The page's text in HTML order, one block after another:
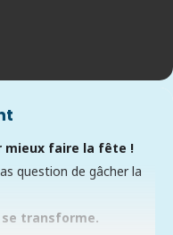
mieux faire la fête !
question de gâcher la
se transforme.